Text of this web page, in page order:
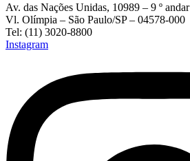
Av. das Nações Unidas, 10989 – 9 º andar
Vl. Olímpia – São Paulo/SP – 04578-000
Tel: (11) 3020-8800
Instagram